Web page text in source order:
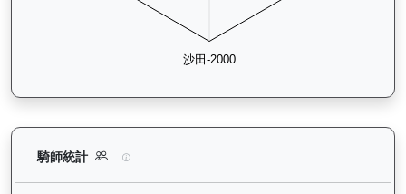
騎師統計 中華英雄（G402）— 騎師統計分析：查看各騎